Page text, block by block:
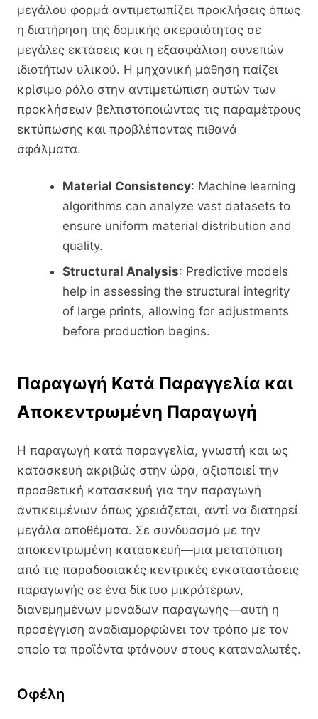
μεγάλου φορμά αντιμετωπίζει προκλήσεις όπως
η διατήρηση της δομικής ακεραιότητας σε
μεγάλες εκτάσεις και η εξασφάλιση συνεπών
ιδιοτήτων υλικού. Η μηχανική μάθηση παίζει
κρίσιμο ρόλο στην αντιμετώπιση αυτών των
προκλήσεων βελτιστοποιώντας τις παραμέτρους
εκτύπωσης και προβλέποντας πιθανά
σφάλματα.
Material Consistency: Machine learning
algorithms can analyze vast datasets to
ensure uniform material distribution and
quality.
Structural Analysis: Predictive models
help in assessing the structural integrity
of large prints, allowing for adjustments
before production begins.
Παραγωγή Κατά Παραγγελία και
Αποκεντρωμένη Παραγωγή
Η παραγωγή κατά παραγγελία, γνωστή και ως
κατασκευή ακριβώς στην ώρα, αξιοποιεί την
προσθετική κατασκευή για την παραγωγή
αντικειμένων όπως χρειάζεται, αντί να διατηρεί
μεγάλα αποθέματα. Σε συνδυασμό με την
αποκεντρωμένη κατασκευή—μια μετατόπιση
από τις παραδοσιακές κεντρικές εγκαταστάσεις
παραγωγής σε ένα δίκτυο μικρότερων,
διανεμημένων μονάδων παραγωγής—αυτή η
προσέγγιση αναδιαμορφώνει τον τρόπο με τον
οποίο τα προϊόντα φτάνουν στους καταναλωτές.
Οφέλη